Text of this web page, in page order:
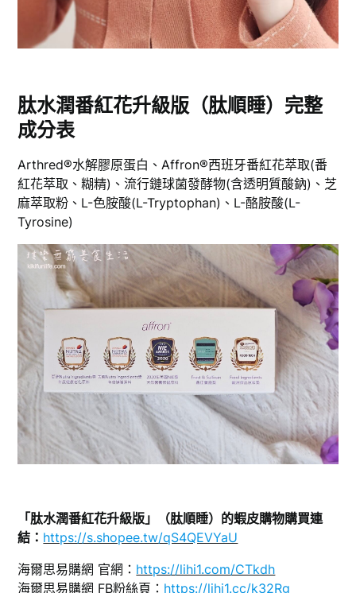
肽水潤番紅花升級版（肽順睡）完整
成分表
Arthred®水解膠原蛋白、Affron®西班牙番紅花萃取(番
紅花萃取、糊精)、流行鏈球菌發酵物(含透明質酸鈉)、芝
麻萃取粉、L-色胺酸(L-Tryptophan)、L-酪胺酸(L-
Tyrosine)
「肽水潤番紅花升級版」（肽順睡）的蝦皮購物購買連
結： https://s.shopee.tw/qS4QEVYaU
海爾思易購網 官網： https://lihi1.com/CTkdh
海爾思易購網 FB粉絲頁： https://lihi1.cc/k32Rg